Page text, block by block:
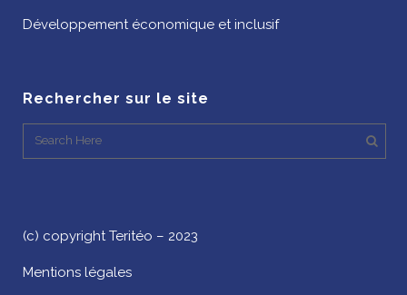
Développement économique et inclusif
Rechercher sur le site
(c) copyright Teritéo – 2023
Mentions légales